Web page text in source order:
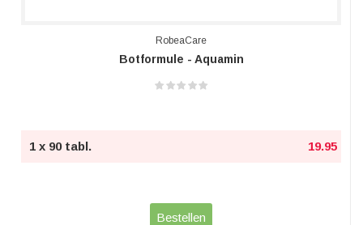
RobeaCare
Botformule - Aquamin
1 x 90 tabl. 19.95
Bestellen